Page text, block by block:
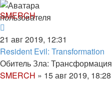
SMERCH
21 авг 2019, 12:31
Resident Evil: Transformation
Обитель Зла: Трансформация
SMERCH » 15 авг 2019, 18:28